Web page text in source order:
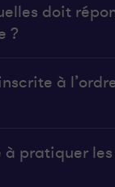
doit
?
à
pratiquer